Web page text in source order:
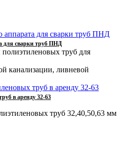
для сварки труб ПНД
полиэтиленовых труб для
канализации, ливневой
в аренду 32-63
труб 32,40,50,63 мм